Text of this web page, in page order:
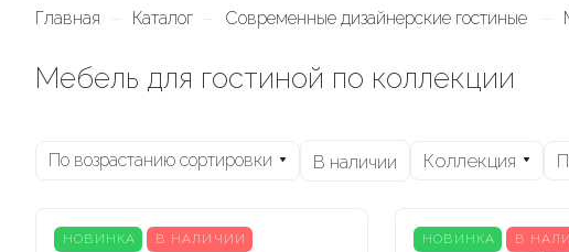
Главная Каталог Современные дизайнерские гостиные
Мебель для гостиной по коллекции
По возрастанию сортировки В наличии Коллекция
НОВИНКА В НАЛИЧИИ НОВИНКА В